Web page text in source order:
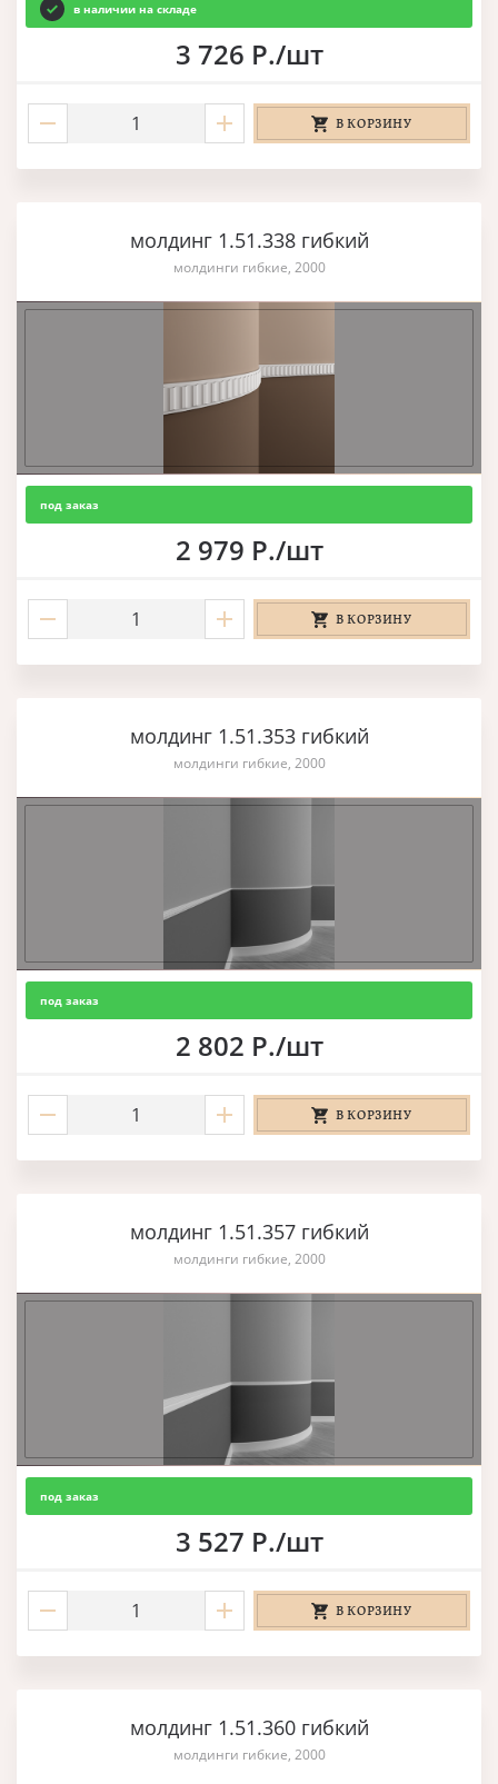
в наличии на складе
3 726 Р./шт
В КОРЗИНУ
молдинг 1.51.338 гибкий
молдинги гибкие, 2000
под заказ
2 979 Р./шт
В КОРЗИНУ
молдинг 1.51.353 гибкий
молдинги гибкие, 2000
под заказ
2 802 Р./шт
В КОРЗИНУ
молдинг 1.51.357 гибкий
молдинги гибкие, 2000
под заказ
3 527 Р./шт
В КОРЗИНУ
молдинг 1.51.360 гибкий
молдинги гибкие, 2000